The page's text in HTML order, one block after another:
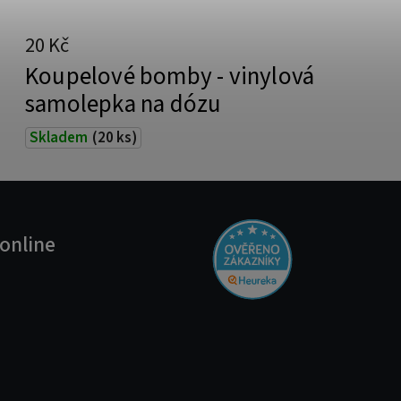
Koupelové bomby - vinylová
samolepka na dózu
Skladem (20 ks)
20 Kč